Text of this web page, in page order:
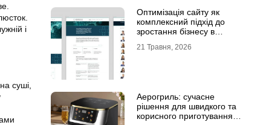
і
суші,
Оптимізація сайту як
комплексний підхід до
зростання бізнесу в
21 Травня, 2026
Аерогриль: сучасне
рішення для швидкого та
корисного приготування